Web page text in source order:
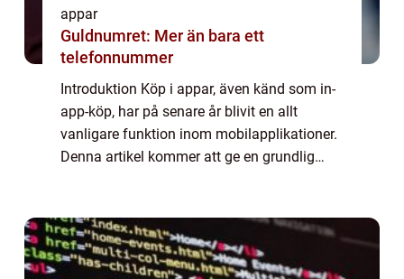
appar
Guldnumret: Mer än bara ett
telefonnummer
Introduktion Köp i appar, även känd som in-
app-köp, har på senare år blivit en allt
vanligare funktion inom mobilapplikationer.
Denna artikel kommer att ge en grundlig